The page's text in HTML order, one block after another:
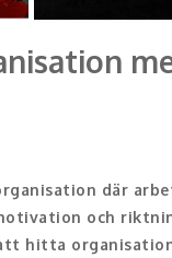
där
och
hitta